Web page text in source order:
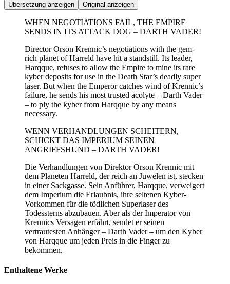
Übersetzung anzeigen Original anzeigen
WHEN NEGOTIATIONS FAIL, THE EMPIRE
SENDS IN ITS ATTACK DOG – DARTH VADER!
Director Orson Krennic’s negotiations with the gem-
rich planet of Harreld have hit a standstill. Its leader,
Harqque, refuses to allow the Empire to mine its rare
kyber deposits for use in the Death Star’s deadly super
laser. But when the Emperor catches wind of Krennic’s
failure, he sends his most trusted acolyte – Darth Vader
– to ply the kyber from Harqque by any means
necessary.
WENN VERHANDLUNGEN SCHEITERN,
SCHICKT DAS IMPERIUM SEINEN
ANGRIFFSHUND – DARTH VADER!
Die Verhandlungen von Direktor Orson Krennic mit
dem Planeten Harreld, der reich an Juwelen ist, stecken
in einer Sackgasse. Sein Anführer, Harqque, verweigert
dem Imperium die Erlaubnis, ihre seltenen Kyber-
Vorkommen für die tödlichen Superlaser des
Todessterns abzubauen. Aber als der Imperator von
Krennics Versagen erfährt, sendet er seinen
vertrautesten Anhänger – Darth Vader – um den Kyber
von Harqque um jeden Preis in die Finger zu
bekommen.
Enthaltene Werke